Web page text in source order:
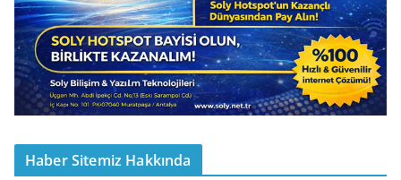
Haber Sitemiz Hakkında